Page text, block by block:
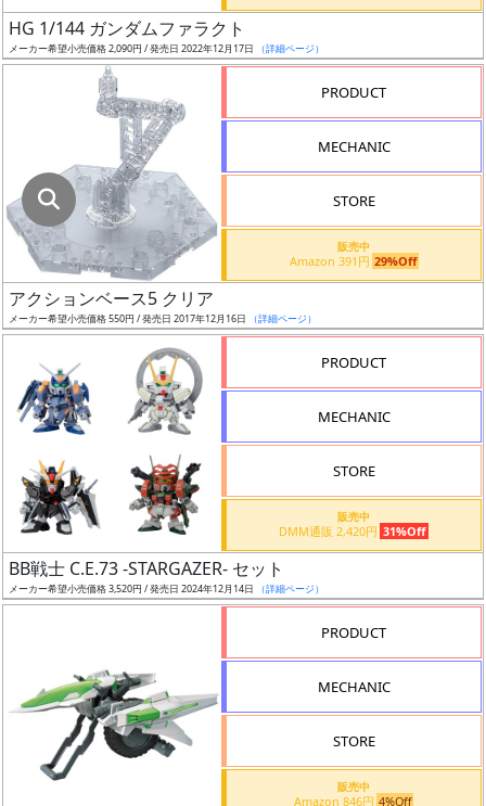
最
安
ボ
ク
ス
ア
イ
ー
タ
ー
属
（β）
HG 1/144 ガンダムファラクト
メーカー希望小売価格 2,090円 / 発売日 2022年12月17日 （詳細ページ）
PRODUCT
MECHANIC
STORE
販売中
Amazon 391円 29%Off
アクションベース5 クリア
メーカー希望小売価格 550円 / 発売日 2017年12月16日 （詳細ページ）
PRODUCT
MECHANIC
STORE
販売中
DMM通販 2,420円 31%Off
BB戦士 C.E.73 -STARGAZER- セット
メーカー希望小売価格 3,520円 / 発売日 2024年12月14日 （詳細ページ）
PRODUCT
MECHANIC
STORE
販売中
Amazon 846円 4%Off